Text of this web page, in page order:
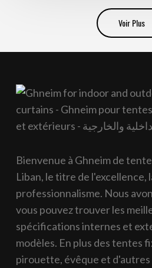
Voir Plus
Bienvenue à Ghneim de
Liban, le titre de l'excellence,
professionnalisme. Nous
vous pouvez trouver les
spécifications internes et
modèles. En plus des tentes
pirouette, évêque et d'autres